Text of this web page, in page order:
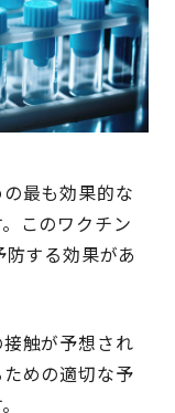
最も効果的な
このワクチン
する効果があ
触が予想され
めの適切な予